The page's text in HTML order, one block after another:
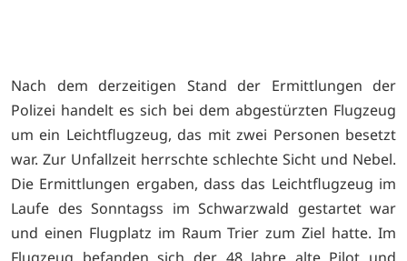
Nach dem derzeitigen Stand der Ermittlungen der
Polizei handelt es sich bei dem abgestürzten Flugzeug
um ein Leichtflugzeug, das mit zwei Personen besetzt
war. Zur Unfallzeit herrschte schlechte Sicht und Nebel.
Die Ermittlungen ergaben, dass das Leichtflugzeug im
Laufe des Sonntagss im Schwarzwald gestartet war
und einen Flugplatz im Raum Trier zum Ziel hatte. Im